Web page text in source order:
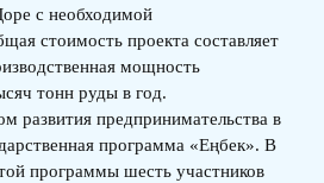
с необходимой
стоимость проекта составляет
мощность
тонн руды в год.
развития предпринимательства в
программа «Еңбек». В
программы шесть участников